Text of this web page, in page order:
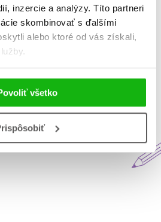
inzercie a analýzy. Títo partneri
skombinovať s ďalšími
alebo ktoré od vás získali,
všetko
edície a série
blogu Matys